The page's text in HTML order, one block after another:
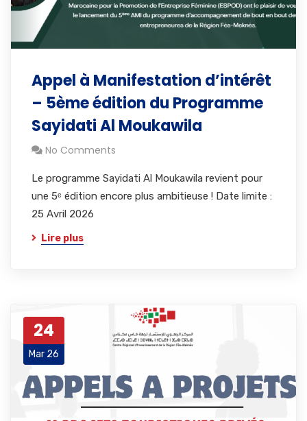
Appel à Manifestation d’intérêt
– 5ème édition du Programme
Sayidati Al Moukawila
No Comments
Le programme Sayidati Al Moukawila revient pour
une 5ᵉ édition encore plus ambitieuse ! Date limite :
25 Avril 2026
Lire plus
24
Mar 26